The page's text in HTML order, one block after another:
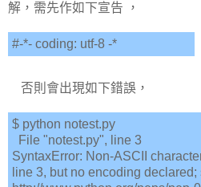
解，需先作如下宣告 ，
#-*- coding: utf-8 -*
否則會出現如下錯誤，
$ python notest.py
File "notest.py", line 3
SyntaxError: Non-ASCII
line 3, but no encoding declared;